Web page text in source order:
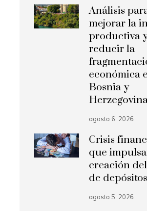
Análisis
mejorar la
productiva
reducir la
económica
Bosnia y
agosto 6, 2026
Crisis
que
creación
de depósitos
agosto 5, 2026